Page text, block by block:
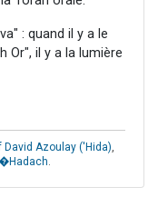
: quand il y a le
Or", il y a la lumière
David Azoulay ('Hida),
.